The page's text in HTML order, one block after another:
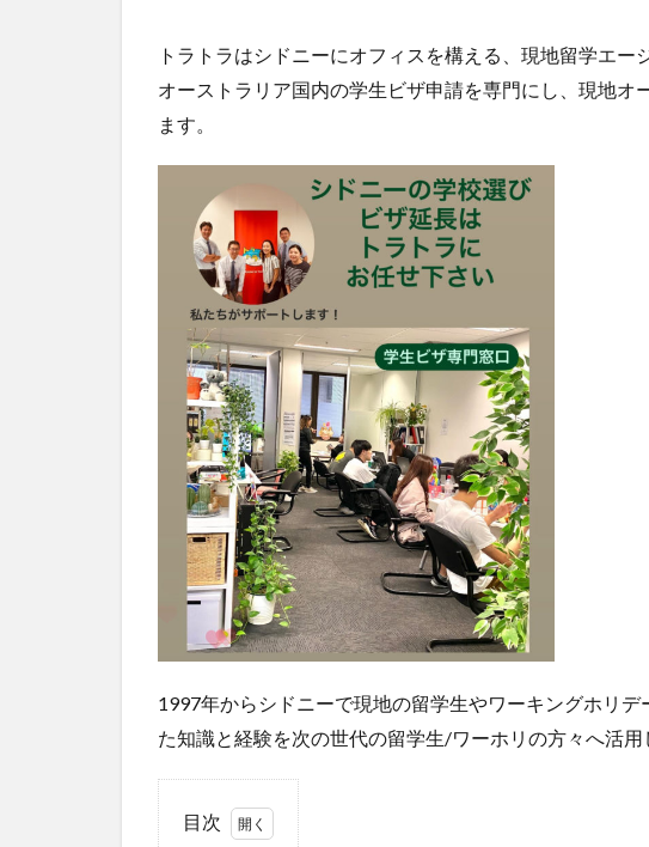
トラトラはシドニーにオフィスを構える、現地留学エー
オーストラリア国内の学生ビザ申請を専門にし、現地オ
ます。
1997年からシドニーで現地の留学生やワーキングホリ
た知識と経験を次の世代の留学生/ワーホリの方々へ活用
目次